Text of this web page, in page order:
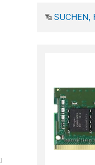
SUCHEN,